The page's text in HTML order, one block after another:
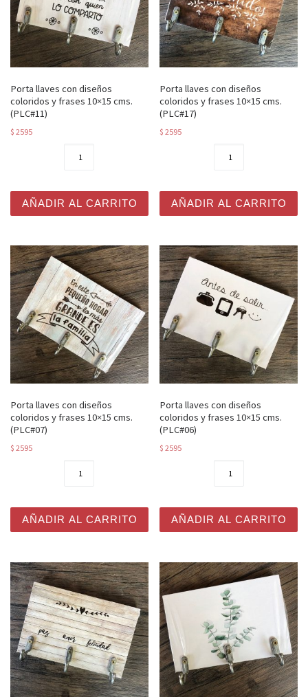
Porta llaves con diseños
coloridos y frases 10×15 cms.
(PLC#11)
$ 2595
AÑADIR AL CARRITO
Porta llaves con diseños
coloridos y frases 10×15 cms.
(PLC#17)
$ 2595
AÑADIR AL CARRITO
Porta llaves con diseños
coloridos y frases 10×15 cms.
(PLC#07)
$ 2595
AÑADIR AL CARRITO
Porta llaves con diseños
coloridos y frases 10×15 cms.
(PLC#06)
$ 2595
AÑADIR AL CARRITO